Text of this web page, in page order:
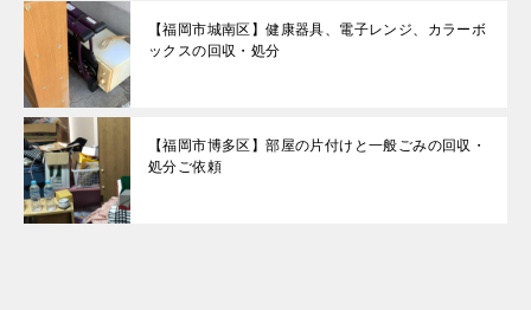
【福岡市城南区】健康器具、電子レンジ、カラーボ
ックスの回収・処分
【福岡市博多区】部屋の片付けと一般ごみの回収・
処分ご依頼